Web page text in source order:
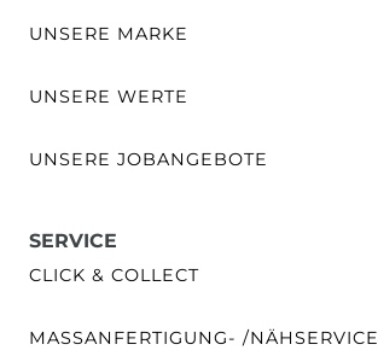
UNSERE MARKE
UNSERE WERTE
UNSERE JOBANGEBOTE
SERVICE
CLICK & COLLECT
MASSANFERTIGUNG- /NÄHSERVICE